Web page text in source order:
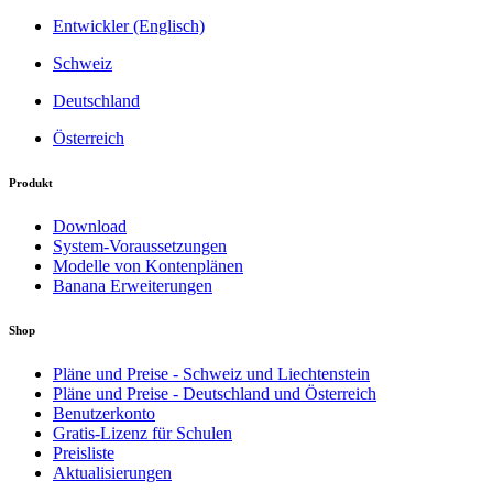
Entwickler (Englisch)
Schweiz
Deutschland
Österreich
Produkt
Download
System-Voraussetzungen
Modelle von Kontenplänen
Banana Erweiterungen
Shop
Pläne und Preise - Schweiz und Liechtenstein
Pläne und Preise - Deutschland und Österreich
Benutzerkonto
Gratis-Lizenz für Schulen
Preisliste
Aktualisierungen